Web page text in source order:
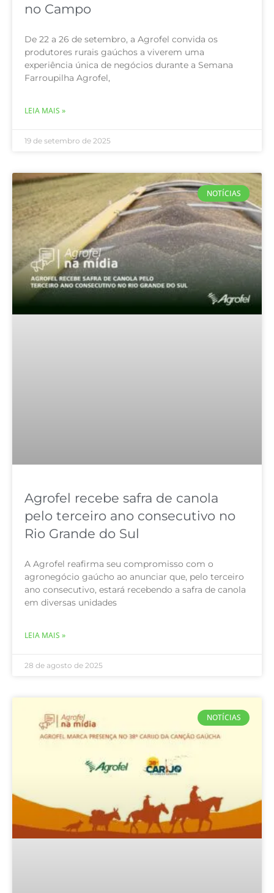
no Campo
De 22 a 26 de setembro, a Agrofel convida os
produtores rurais gaúchos a viverem uma
experiência única de negócios durante a Semana
Farroupilha Agrofel,
LEIA MAIS »
19 de setembro de 2025
NOTÍCIAS
Agrofel recebe safra de canola
pelo terceiro ano consecutivo no
Rio Grande do Sul
A Agrofel reafirma seu compromisso com o
agronegócio gaúcho ao anunciar que, pelo terceiro
ano consecutivo, estará recebendo a safra de canola
em diversas unidades
LEIA MAIS »
28 de agosto de 2025
NOTÍCIAS